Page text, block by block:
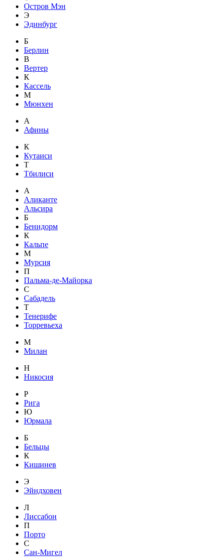
Остров Мэн
Э
Эдинбург
Б
Берлин
В
Вертер
К
Кассель
М
Мюнхен
А
Афины
К
Кутаиси
Т
Тбилиси
А
Аликанте
Альсира
Б
Бенидорм
К
Кальпе
М
Мурсия
П
Пальма-де-Майорка
С
Сабадель
Т
Тенерифе
Торревьеха
М
Милан
Н
Никосия
Р
Рига
Ю
Юрмала
Б
Бельцы
К
Кишинев
Э
Эйндховен
Л
Лиссабон
П
Порто
С
Сан-Мигел